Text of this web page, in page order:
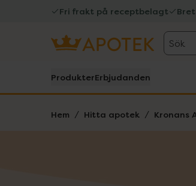
Fri frakt på receptbelagt
Sök
ProdukterErbjudanden
Hem Hitta apotek Kronans